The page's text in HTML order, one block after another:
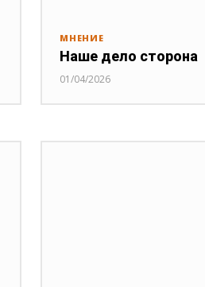
МНЕНИЕ
Наше дело сторона
01/04/2026